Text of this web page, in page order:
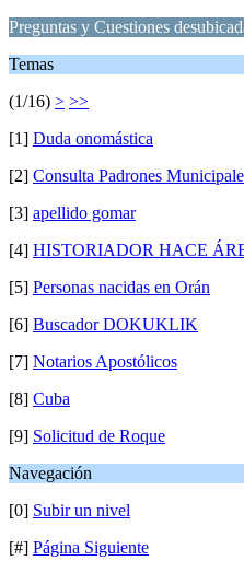
Preguntas y Cuestiones
Temas
(1/16) > >>
[1] Duda onomástica
[2] Consulta Padrones
[3] apellido gomar
[4] HISTORIADOR HACE
[5] Personas nacidas en Orán
[6] Buscador DOKUKLIK
[7] Notarios Apostólicos
[8] Cuba
[9] Solicitud de Roque
Navegación
[0] Subir un nivel
[#] Página Siguiente